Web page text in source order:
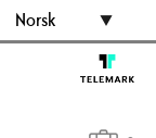
Norsk